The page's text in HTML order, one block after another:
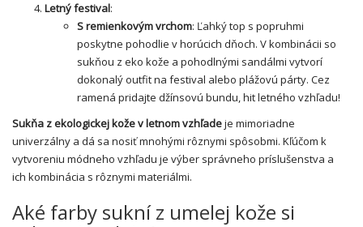
Letný festival:
S remienkovým vrchom: Ľahký top s popruhmi
poskytne pohodlie v horúcich dňoch. V kombinácii so
sukňou z eko kože a pohodlnými sandálmi vytvorí
dokonalý outfit na festival alebo plážovú párty. Cez
ramená pridajte džínsovú bundu, hit letného vzhľadu!
Sukňa z ekologickej kože v letnom vzhľadeje mimoriadne
univerzálny a dá sa nosiť mnohými rôznymi spôsobmi. Kľúčom k
vytvoreniu módneho vzhľadu je výber správneho príslušenstva a
ich kombinácia s rôznymi materiálmi.
Aké farby sukní z umelej kože si